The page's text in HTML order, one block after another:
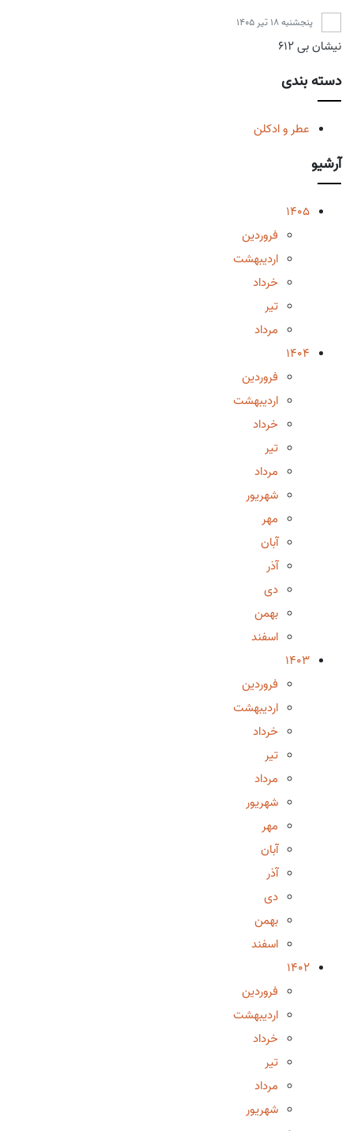
پنجشنبه 18 تیر 1405
نیشان بی 612
دسته بندی
عطر و ادکلن
آرشیو
1405
فروردین
اردیبهشت
خرداد
تیر
مرداد
1404
فروردین
اردیبهشت
خرداد
تیر
مرداد
شهریور
مهر
آبان
آذر
دی
بهمن
اسفند
1403
فروردین
اردیبهشت
خرداد
تیر
مرداد
شهریور
مهر
آبان
آذر
دی
بهمن
اسفند
1402
فروردین
اردیبهشت
خرداد
تیر
مرداد
شهریور